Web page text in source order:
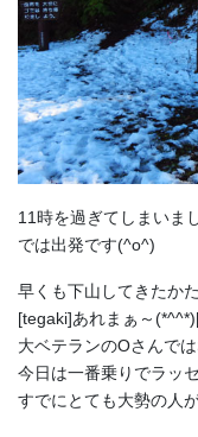
11時を過ぎてしまいま
では出発です(^o^)
早くも下山してきたか
[tegaki]あれまぁ～
大ベテランのOさんで
今日は一番乗りでラッ
すでにとても大勢の人